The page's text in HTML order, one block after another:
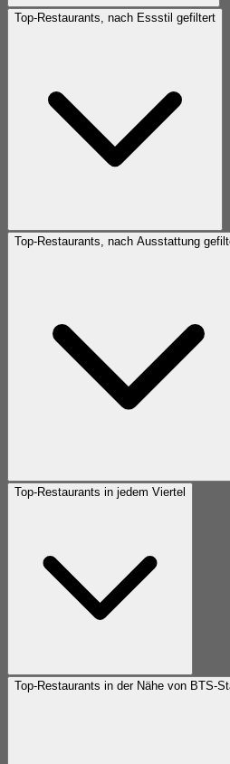
Top-Restaurants, nach Essstil gefiltert
Top-Restaurants, nach Ausstattung
Top-Restaurants in jedem Viertel
Top-Restaurants in der Nähe von BTS-